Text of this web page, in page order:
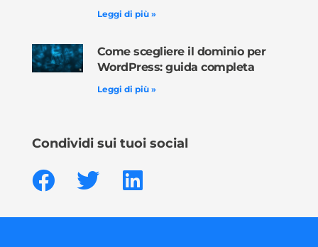
Leggi di più »
Come scegliere il dominio per
WordPress: guida completa
Leggi di più »
Condividi sui tuoi social